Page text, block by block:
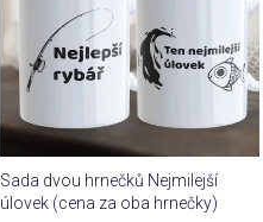
Sada dvou hrnečků Nejmilejší
úlovek (cena za oba hrnečky)